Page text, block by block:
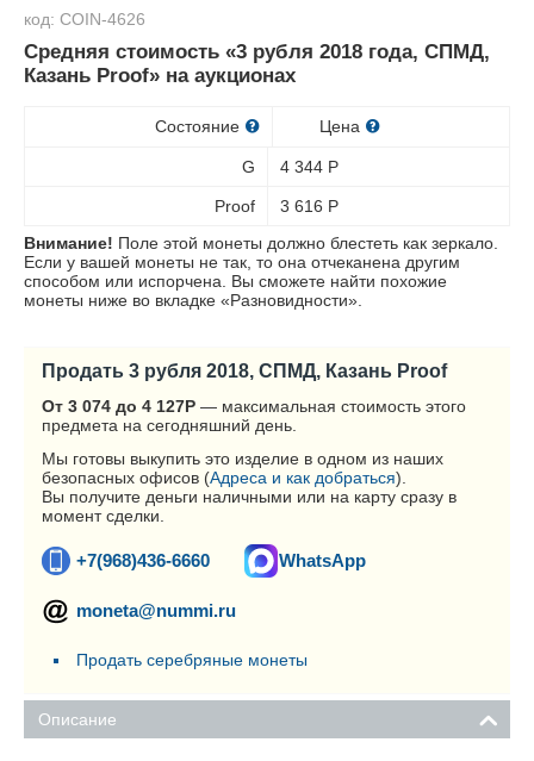
код: COIN-4626
Средняя стоимость «3 рубля 2018 года, СПМД,
Казань Proof» на аукционах
Состояние Цена
G 4 344 Р
Proof 3 616 Р
Внимание! Поле этой монеты должно блестеть как зеркало.
Если у вашей монеты не так, то она отчеканена другим
способом или испорчена. Вы сможете найти похожие
монеты ниже во вкладке «Разновидности».
Продать 3 рубля 2018, СПМД, Казань Proof
От 3 074 до 4 127Р — максимальная стоимость этого
предмета на сегодняшний день.
Мы готовы выкупить это изделие в одном из наших
безопасных офисов (Адреса и как добраться).
Вы получите деньги наличными или на карту сразу в
момент сделки.
+7(968)436-6660 WhatsApp
moneta@nummi.ru
Продать серебряные монеты
Описание